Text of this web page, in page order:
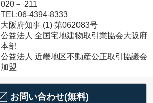
020－ 211
TEL:06-4394-8333
大阪府知事 (1) 第062083号
公益法人 全国宅地建物取引業協会大阪府
本部
公益法人 近畿地区不動産公正取引協議会
加盟
お問い合わせ(無料)